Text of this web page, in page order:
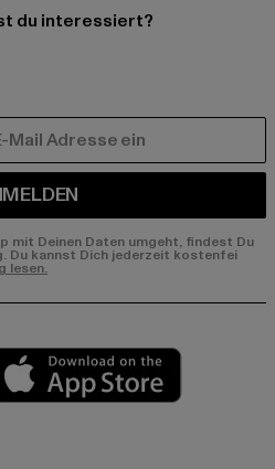
du interessiert?
mit Deinen Daten umgeht, findest Du
Du kannst Dich jederzeit kostenfei
lesen.
market